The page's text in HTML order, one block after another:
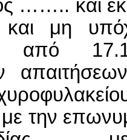
…….. και
μη
από
με την